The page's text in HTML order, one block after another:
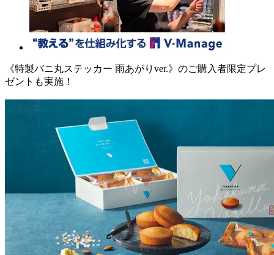
《特製バニ丸ステッカー 雨あがりver.》のご購入者限定プレ
ゼントも実施！